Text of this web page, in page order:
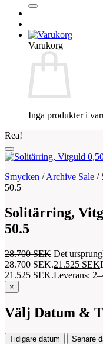
Varukorg
Inga produkter i
Rea!
Smycken /Archive Sale /
50.5
Solitärring,
50.5
28.700SEK Det
28.700 SEK.21.525 SEK
21.525 SEK.Leverans:
×
Välj Datum &
Tidigare datum Senare